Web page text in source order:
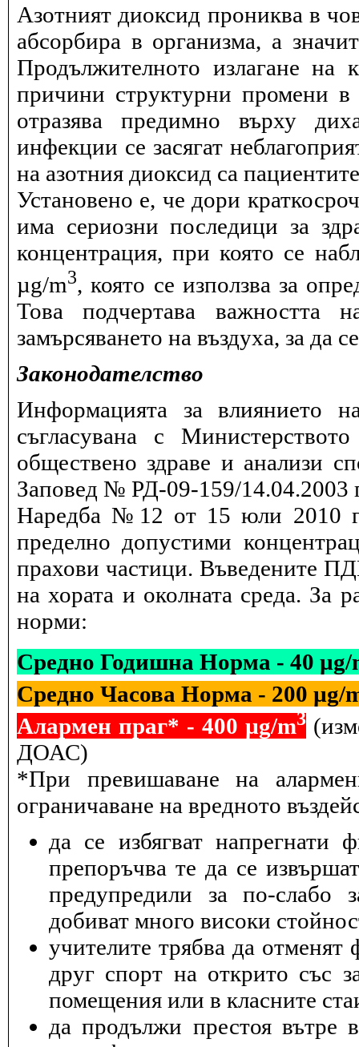
Азотният диоксид прониква в
абсорбира в организма, а
Продължителното излагане
причини структурни промени в
отразява предимно върху
инфекции се засягат
на азотния диоксид са
Установено е, че дори
има сериозни последици за
концентрация, при която се
µg/m3, която се използва за
Това подчертава важността
замърсяването на въздуха, за да
Законодателство
Информацията за влиянието
съгласувана с
обществено здраве и анализи
Заповед № РД-09-159/14.04.2003
Наредба №12 от 15 юли 2010
пределно допустими
прахови частици. Въведените
на хората и околната среда. За
норми:
Средно Годишна Норма - 40 µg/
Средно Часова Норма - 200 µg/
Алармен праг* - 400 µg/m3
ДОАС)
*При превишаване на
ограничаване на вредното
да се избягват напрегнати
препоръчва те да се
предупредили за по-слабо
добиват много високи
учителите трябва да отменят
друг спорт на открито със
помещения или в класните
да продължи престоя вътре